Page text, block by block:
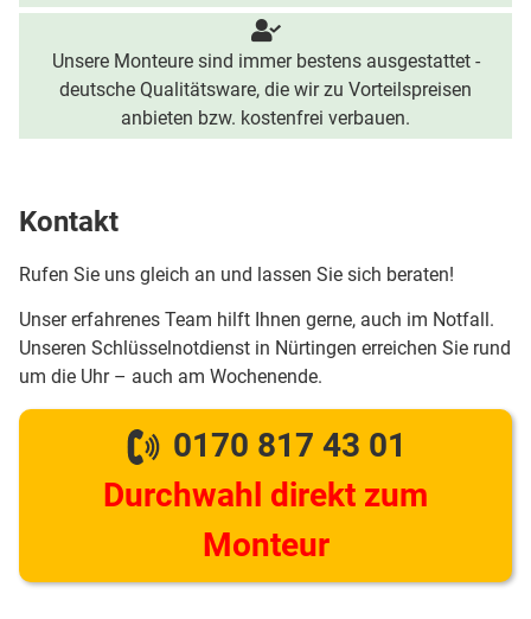
Unsere Monteure sind immer bestens ausgestattet -
deutsche Qualitätsware, die wir zu Vorteilspreisen
anbieten bzw. kostenfrei verbauen.
Kontakt
Rufen Sie uns gleich an und lassen Sie sich beraten!
Unser erfahrenes Team hilft Ihnen gerne, auch im Notfall.
Unseren Schlüsselnotdienst in Nürtingen erreichen Sie rund
um die Uhr – auch am Wochenende.
0170 817 43 01
Durchwahl direkt zum
Monteur